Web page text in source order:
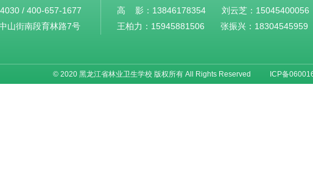
/ 400-657-1677
山街南段育林路7号
高 影： 13846178354 刘云芝：15045400056
王柏力： 15945881506 张振兴： 18304545959
© 2020 黑龙江省林业卫生学校 版权所有 All Rights Reserved ICP备